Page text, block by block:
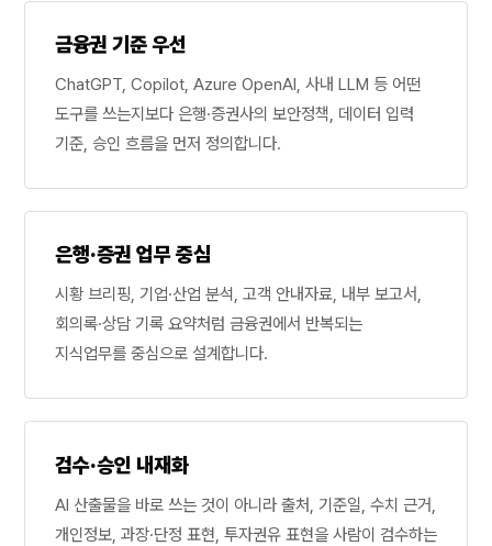
금융권 기준 우선
ChatGPT, Copilot, Azure OpenAI, 사내 LLM 등 어떤
도구를 쓰는지보다 은행·증권사의 보안정책, 데이터 입력
기준, 승인 흐름을 먼저 정의합니다.
은행·증권 업무 중심
시황 브리핑, 기업·산업 분석, 고객 안내자료, 내부 보고서,
회의록·상담 기록 요약처럼 금융권에서 반복되는
지식업무를 중심으로 설계합니다.
검수·승인 내재화
AI 산출물을 바로 쓰는 것이 아니라 출처, 기준일, 수치 근거,
개인정보, 과장·단정 표현, 투자권유 표현을 사람이 검수하는